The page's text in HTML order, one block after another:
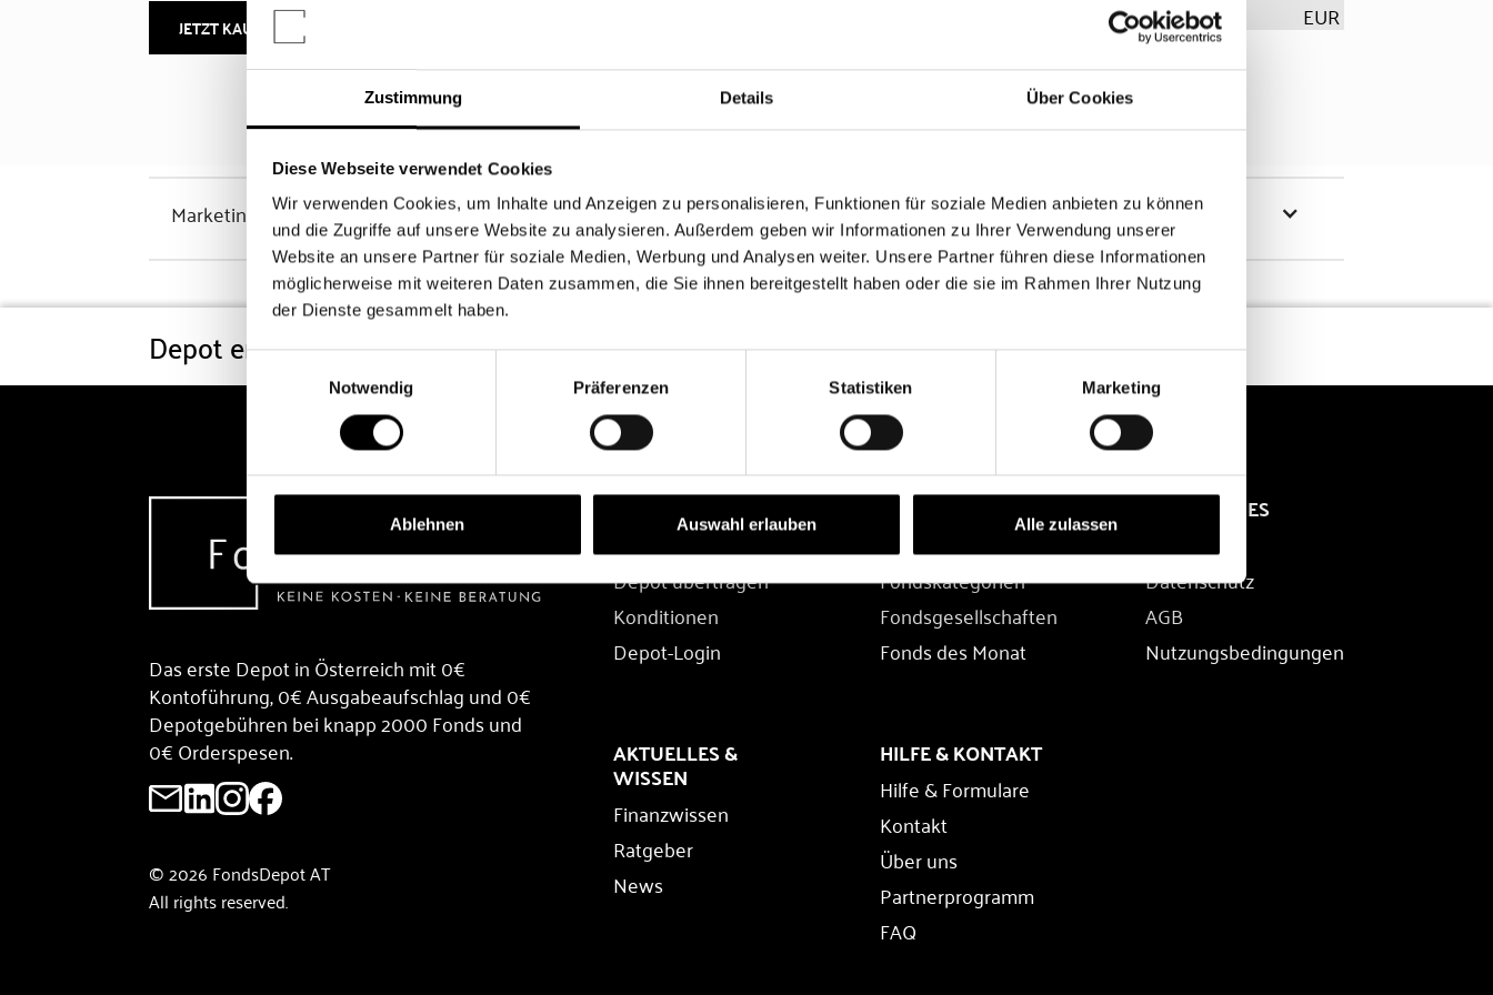
Zustimmung Details Über Cookies
Diese Webseite verwendet Cookies
Wir verwenden Cookies, um Inhalte und Anzeigen zu personalisieren, Funktionen für soziale Medien anbieten zu können
und die Zugriffe auf unsere Website zu analysieren. Außerdem geben wir Informationen zu Ihrer Verwendung unserer
Website an unsere Partner für soziale Medien, Werbung und Analysen weiter. Unsere Partner führen diese Informationen
möglicherweise mit weiteren Daten zusammen, die Sie ihnen bereitgestellt haben oder die sie im Rahmen Ihrer Nutzung
der Dienste gesammelt haben.
Einwilligungsauswahl
Notwendig
Präferenzen Statistiken Marketing
Ablehnen Auswahl erlauben Alle zulassen
JETZT KAUFEN EUR
Marketinghinweis Chancen & Risiken
Depot eröffnen Konditionen Fonds FAQ
Das erste Depot in Österreich mit 0€
Kontoführung, 0€ Ausgabeaufschlag und 0€
Depotgebühren bei knapp 2000 Fonds und
0€ Orderspesen.
© 2026 FondsDepot AT
All rights reserved.
DEPOT
Depot übertragen
Konditionen
Depot-Login
FONDS
Fondssuche
Fondskategorien
Fondsgesellschaften
Fonds des Monat
RECHTLICHES
Impressum
Datenschutz
AGB
Nutzungsbedingungen
AKTUELLES &
WISSEN
Finanzwissen
Ratgeber
News
HILFE & KONTAKT
Hilfe & Formulare
Kontakt
Über uns
Partnerprogramm
FAQ